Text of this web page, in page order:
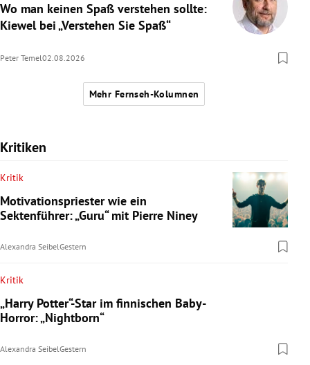
Wo man keinen Spaß verstehen sollte:
Kiewel bei „Verstehen Sie Spaß“
Peter Temel02.08.2026
Mehr Fernseh-Kolumnen
Kritiken
Kritik
Motivationspriester wie ein
Sektenführer: „Guru“ mit Pierre Niney
Alexandra SeibelGestern
Kritik
„Harry Potter“-Star im finnischen Baby-
Horror: „Nightborn“
Alexandra SeibelGestern